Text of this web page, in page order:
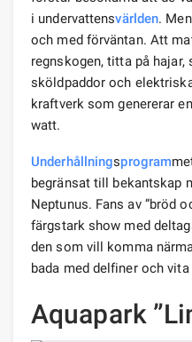
i undervattensvärlden.
och med förväntan. Att
regnskogen, titta på hajar,
sköldpaddor och
kraftverk som genererar
watt.
Underhållningsprogram
begränsat till bekantskap
Neptunus. Fans av ”bröd
färgstark show med
den som vill komma
bada med delfiner och vita
Aquapark